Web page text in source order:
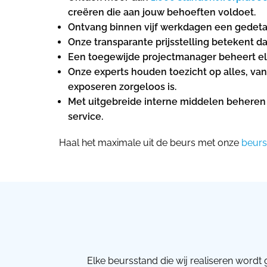
creëren die aan jouw behoeften voldoet.
Ontvang binnen vijf werkdagen een
Onze transparante prijsstelling betekent
Een toegewijde projectmanager beheert
Onze experts houden toezicht op alles,
exposeren zorgeloos is.
Met uitgebreide interne middelen
service.
Haal het maximale uit de beurs met onze
Elke beursstand die wij realiseren